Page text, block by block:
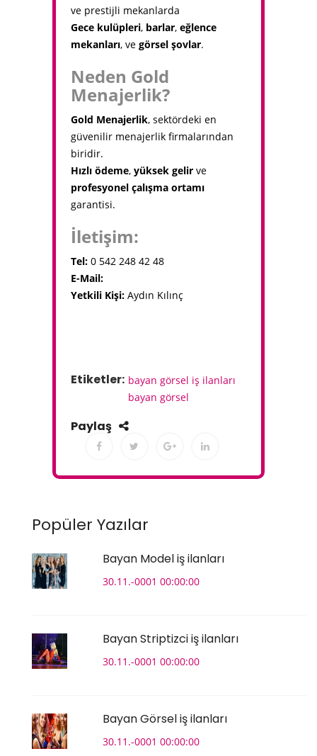
ve prestijli mekanlarda
Gece kulüpleri, barlar, eğlence
mekanları, ve görsel şovlar.
Neden Gold
Menajerlik?
Gold Menajerlik, sektördeki en
güvenilir menajerlik firmalarından
biridir.
Hızlı ödeme, yüksek gelirve
profesyonel çalışma ortamı
garantisi.
İletişim:
Tel:0 542 248 42 48
E-Mail:
Yetkili Kişi:Aydın Kılınç
Etiketler: bayan görsel iş ilanları
bayan görsel
Paylaş
Popüler Yazılar
Bayan Model iş ilanları
30.11.-0001 00:00:00
Bayan Striptizci iş ilanları
30.11.-0001 00:00:00
Bayan Görsel iş ilanları
30.11.-0001 00:00:00